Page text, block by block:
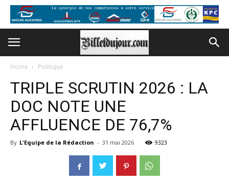
Home Politique
TRIPLE SCRUTIN 2026 : LA
DOC NOTE UNE
AFFLUENCE DE 76,7%
By L'Equipe de la Rédaction - 31 mai 2026 9323